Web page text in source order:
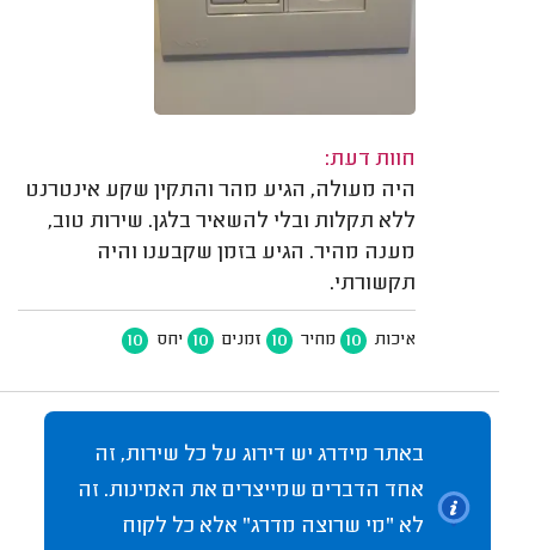
חוות דעת:
היה מעולה, הגיע מהר והתקין שקע אינטרנט
ללא תקלות ובלי להשאיר בלגן. שירות טוב,
מענה מהיר. הגיע בזמן שקבענו והיה
תקשורתי.
איכות 10 מחיר 10 זמנים 10 יחס 10
באתר מידרג יש דירוג על כל שירות, זה
אחד הדברים שמייצרים את האמינות. זה
לא "מי שרוצה מדרג" אלא כל לקוח